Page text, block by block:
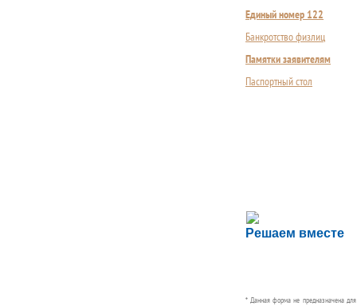
Единый номер 122
Банкротство физлиц
Памятки заявителям
Паспортный стол
Решаем вместе
Сложности с
Сообщите об этом
* Данная форма не предназначена